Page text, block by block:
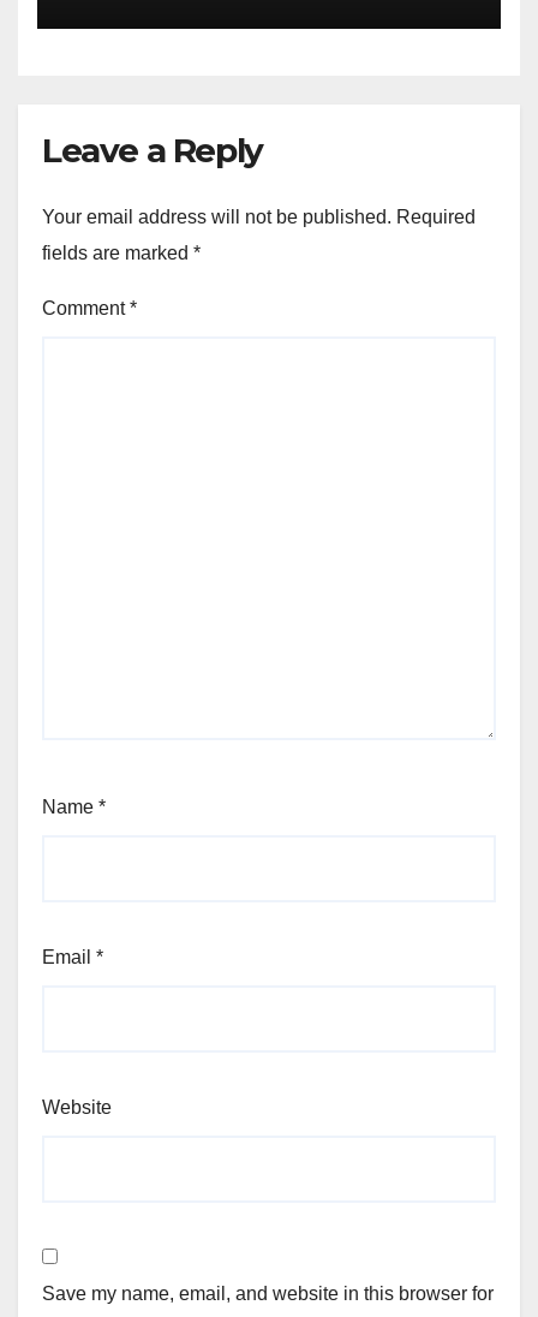
Leave a Reply
Your email address will not be published. Required
fields are marked *
Comment*
Name *
Email *
Website
Save my name, email, and website in this browser for